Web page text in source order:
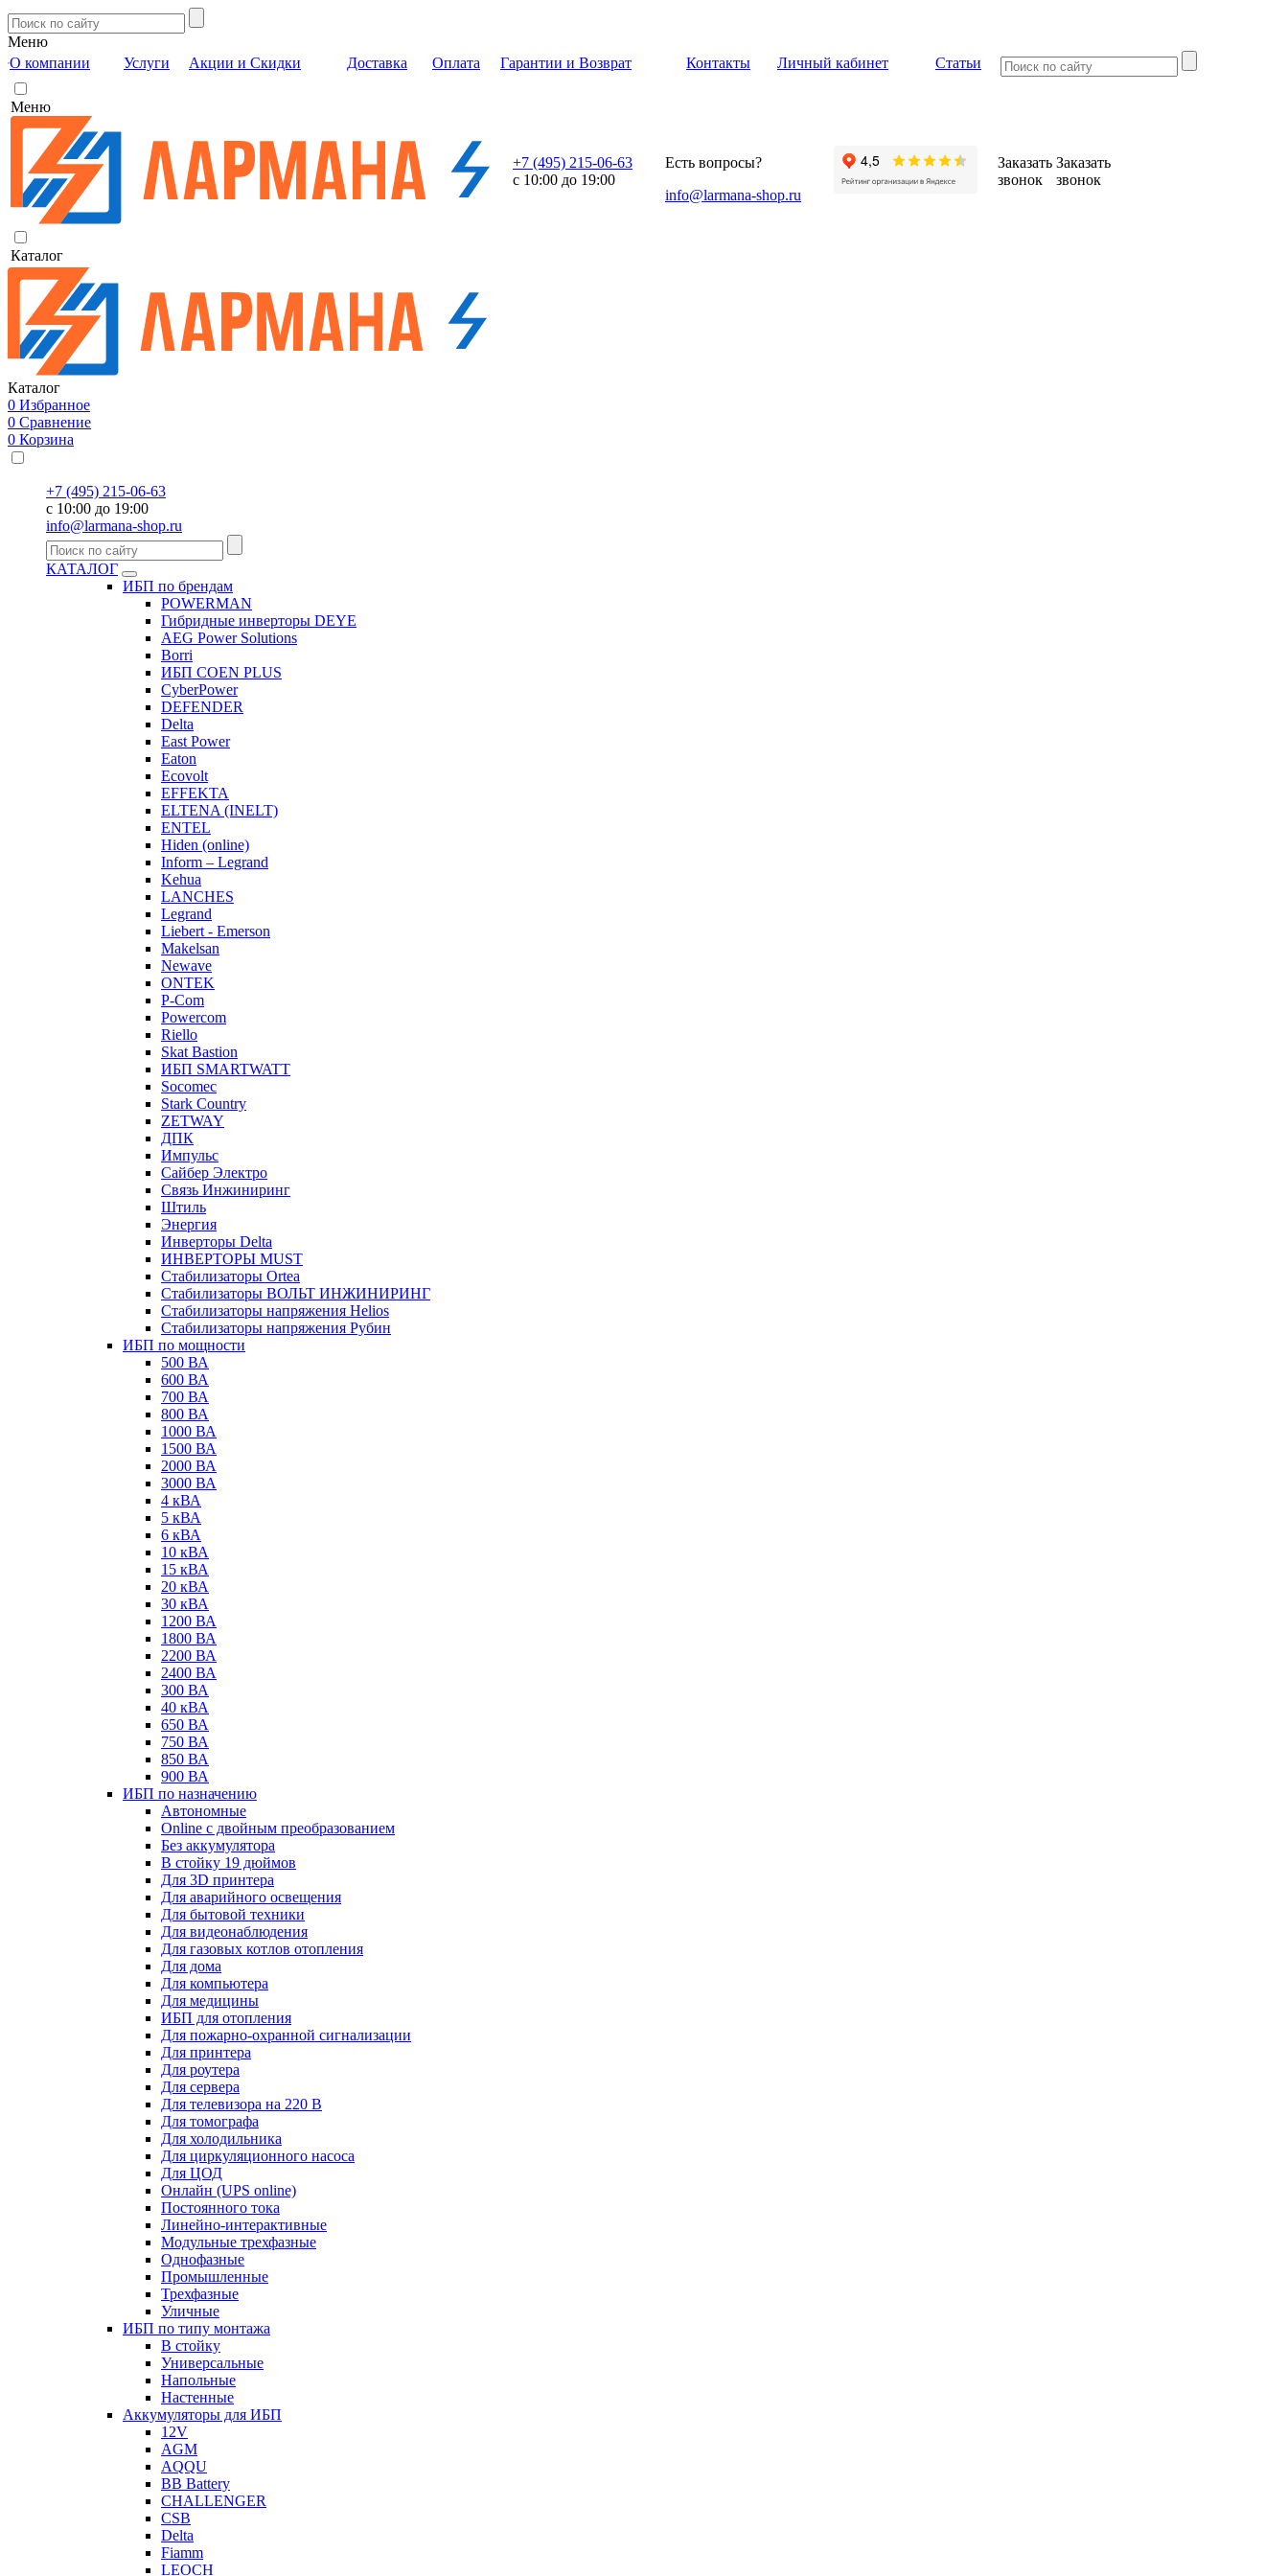
Меню
О компании
Услуги Акции и Скидки Доставка Оплата Гарантии и Возврат Контакты Личный кабинет Статьи
Меню
Каталог
+7 (495) 215-06-63
с 10:00 до 19:00
Есть вопросы?
info@larmana-shop.ru
Заказать
звонок
Заказать
звонок
Каталог
0 Избранное
0 Сравнение
0 Корзина
+7 (495) 215-06-63
с 10:00 до 19:00
info@larmana-shop.ru
КАТАЛОГ
ИБП по брендам
POWERMAN
Гибридные инверторы DEYE
AEG Power Solutions
Borri
ИБП COEN PLUS
CyberPower
DEFENDER
Delta
East Power
Eaton
Ecovolt
EFFEKTA
ELTENA (INELT)
ENTEL
Hiden (online)
Inform – Legrand
Kehua
LANCHES
Legrand
Liebert - Emerson
Makelsan
Newave
ONTEK
P-Com
Powercom
Riello
Skat Bastion
ИБП SMARTWATT
Socomec
Stark Country
ZETWAY
ДПК
Импульс
Сайбер Электро
Связь Инжиниринг
Штиль
Энергия
Инверторы Delta
ИНВЕРТОРЫ MUST
Стабилизаторы Ortea
Стабилизаторы ВОЛЬТ ИНЖИНИРИНГ
Стабилизаторы напряжения Helios
Стабилизаторы напряжения Рубин
ИБП по мощности
500 ВА
600 ВА
700 ВА
800 ВА
1000 ВА
1500 ВА
2000 ВА
3000 ВА
4 кВА
5 кВА
6 кВА
10 кВА
15 кВА
20 кВА
30 кВА
1200 ВА
1800 ВА
2200 ВА
2400 ВА
300 ВА
40 кВА
650 ВА
750 ВА
850 ВА
900 ВА
ИБП по назначению
Автономные
Online с двойным преобразованием
Без аккумулятора
В стойку 19 дюймов
Для 3D принтера
Для аварийного освещения
Для бытовой техники
Для видеонаблюдения
Для газовых котлов отопления
Для дома
Для компьютера
Для медицины
ИБП для отопления
Для пожарно-охранной сигнализации
Для принтера
Для роутера
Для сервера
Для телевизора на 220 В
Для томографа
Для холодильника
Для циркуляционного насоса
Для ЦОД
Онлайн (UPS online)
Постоянного тока
Линейно-интерактивные
Модульные трехфазные
Однофазные
Промышленные
Трехфазные
Уличные
ИБП по типу монтажа
В стойку
Универсальные
Напольные
Настенные
Аккумуляторы для ИБП
12V
AGM
AQQU
BB Battery
CHALLENGER
CSB
Delta
Fiamm
LEOCH